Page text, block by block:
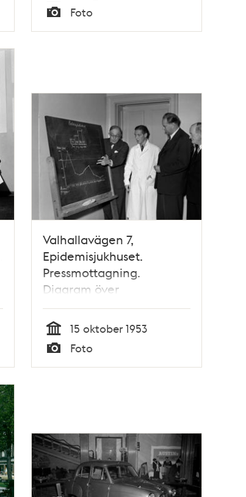
Tid
Typ
Foto
Valhallavägen 7,
Epidemisjukhuset.
Pressmottagning.
Diagram över
polioepidemin visas
Tid
15 oktober 1953
Typ
Foto